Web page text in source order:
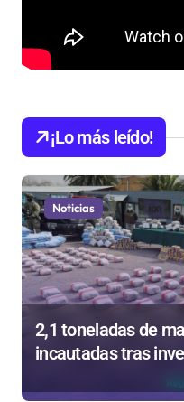
¡Lo más leído!
Noticias
2,1 toneladas de
incautadas tras